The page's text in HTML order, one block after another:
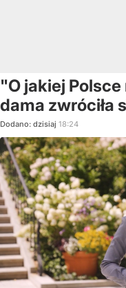
"O jakiej
dama zwróciła
Dodano: dzisiaj 18:24